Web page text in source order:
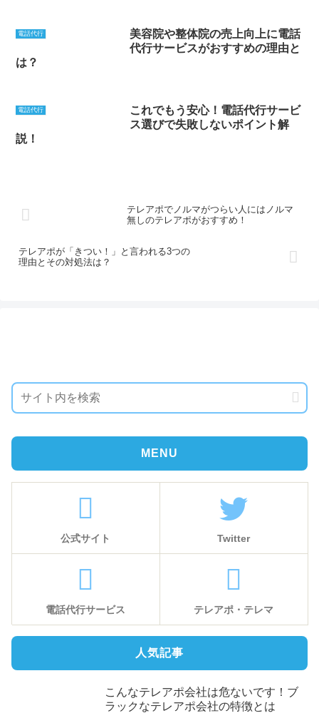
電話代行
美容院や整体院の売上向上に電話
代行サービスがおすすめの理由と
は？
電話代行
これでもう安心！電話代行サービ
ス選びで失敗しないポイント解
説！
テレアポでノルマがつらい人にはノルマ
無しのテレアポがおすすめ！
テレアポが「きつい！」と言われる3つの
理由とその対処法は？
MENU
公式サイト Twitter
電話代行サービス テレアポ・テレマ
人気記事
こんなテレアポ会社は危ないです！ブ
ラックなテレアポ会社の特徴とは